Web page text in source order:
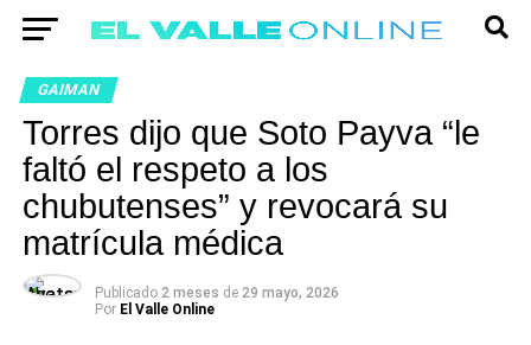
GAIMAN
Torres dijo que Soto Payva “le
faltó el respeto a los
chubutenses” y revocará su
matrícula médica
Publicado 2 meses de 29 mayo, 2026
Por El Valle Online